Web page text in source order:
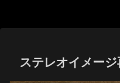
ステレオイメー